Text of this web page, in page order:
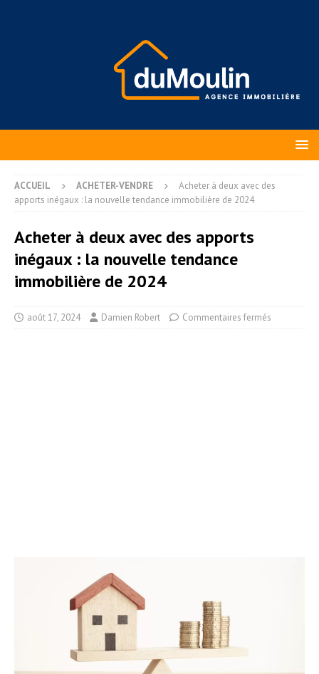
ACCUEIL ACHETER-VENDRE
Acheter à deux avec des
apports inégaux : la nouvelle tendance immobilière de 2024
Acheter à deux avec des apports
inégaux : la nouvelle tendance
immobilière de 2024
août 17, 2024 Damien Robert Commentaires fermés